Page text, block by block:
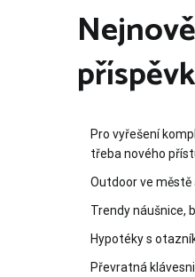
Pro vyřešení
třeba nového
Outdoor ve městě
Trendy náušnice,
Hypotéky s
Převratná